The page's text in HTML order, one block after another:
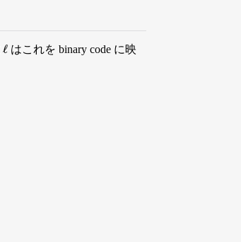
ℓはこれを binary code に映